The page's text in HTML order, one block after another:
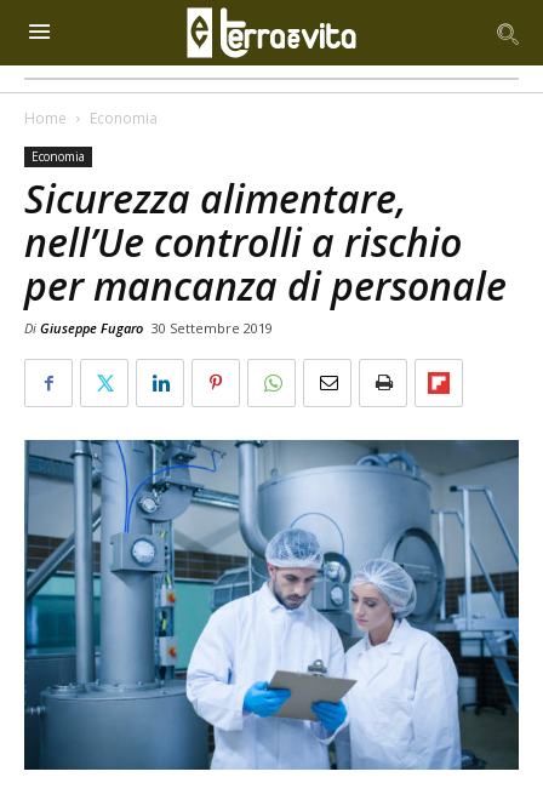
Home Economia
Economia
Sicurezza alimentare,
nell’Ue controlli a rischio
per mancanza di personale
Di Giuseppe Fugaro 30 Settembre 2019